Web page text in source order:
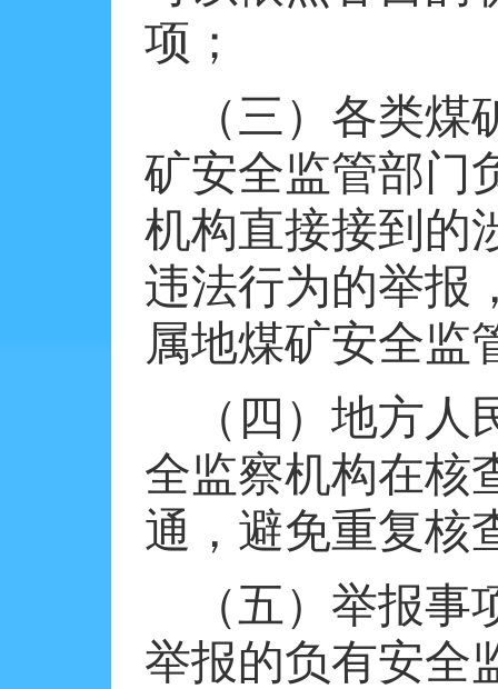
项；
（三）各类
矿安全监管部门
机构直接接到的
违法行为的举报
属地煤矿安全监
（四）地方
全监察机构在核
通，避免重复核
（五）举报
举报的负有安全